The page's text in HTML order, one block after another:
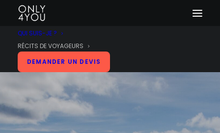
QUI SUIS-JE ?
RÉCITS DE VOYAGEURS
DEMANDER UN DEVIS